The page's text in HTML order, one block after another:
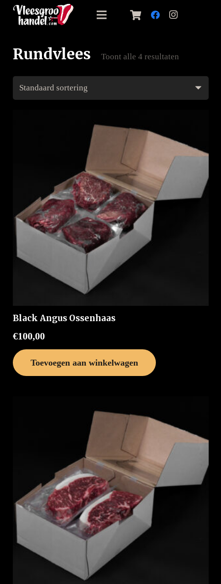
Rundvlees Toont alle 4 resultaten
Black Angus Ossenhaas
€100,00
Toevoegen aan winkelwagen